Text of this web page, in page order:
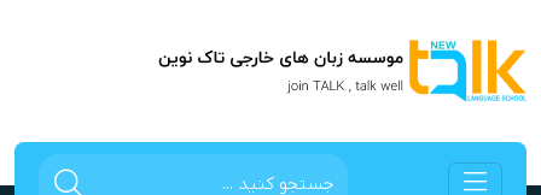
قبولی آیلتس 6-5 در 6 ماه